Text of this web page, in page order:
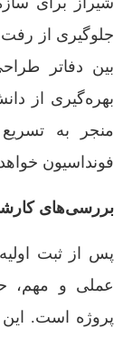
جلوگیری از
بین دفاتر
بهره‌گیری از
منجر به
فونداسیون
بررسی‌های
پس از ثبت
عملی و مهم،
پروژه است. این